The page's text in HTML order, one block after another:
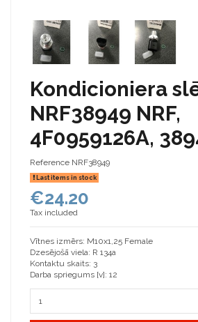
Kondicioniera
NRF38949 NRF,
4F0959126A,
Reference NRF38949
Last items in stock
€24.20
Tax included
Vītnes izmērs: M10x1,25 Female
Dzesējošā viela: R 134a
Kontaktu skaits: 3
Darba spriegums [v]: 12